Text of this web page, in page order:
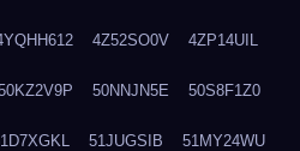
4Z52SO0V 4ZP14UIL
50NNJN5E 50S8F1Z0
51JUGSIB 51MY24WU